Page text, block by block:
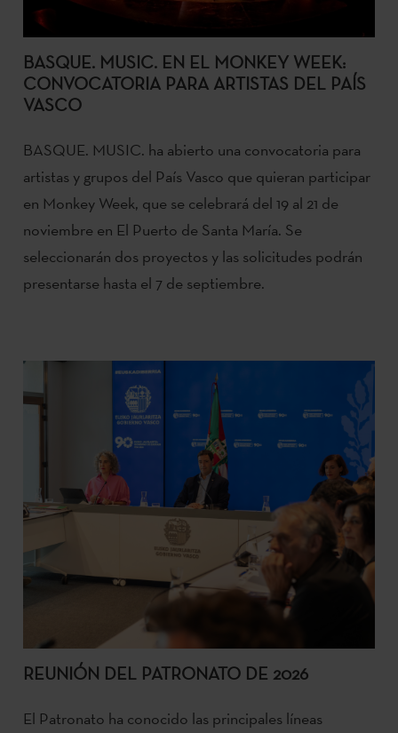
BASQUE. MUSIC. EN EL MONKEY WEEK:
CONVOCATORIA PARA ARTISTAS DEL PAÍS
VASCO
BASQUE. MUSIC. ha abierto una convocatoria para
artistas y grupos del País Vasco que quieran participar
en Monkey Week, que se celebrará del 19 al 21 de
noviembre en El Puerto de Santa María. Se
seleccionarán dos proyectos y las solicitudes podrán
presentarse hasta el 7 de septiembre.
REUNIÓN DEL PATRONATO DE 2026
El Patronato ha conocido las principales líneas